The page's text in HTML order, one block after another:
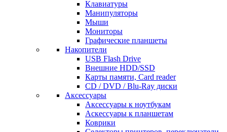
Клавиатуры
Манипуляторы
Мыши
Мониторы
Графические планшеты
Накопители
USB Flash Drive
Внешние HDD/SSD
Карты памяти, Card reader
CD / DVD / Blu-Ray диски
Аксессуары
Аксессуары к ноутбукам
Аскессуары к планшетам
Коврики